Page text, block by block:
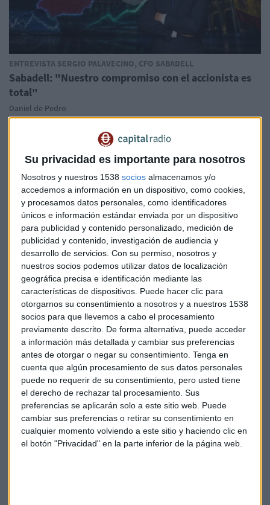
Su privacidad es importante para nosotros
Nosotros y nuestros 1538 socios almacenamos y/o
accedemos a información en un dispositivo, como cookies,
y procesamos datos personales, como identificadores
únicos e información estándar enviada por un dispositivo
para publicidad y contenido personalizado, medición de
publicidad y contenido, investigación de audiencia y
desarrollo de servicios. Con su permiso, nosotros y
nuestros socios podemos utilizar datos de localización
geográfica precisa e identificación mediante las
características de dispositivos. Puede hacer clic para
otorgarnos su consentimiento a nosotros y a nuestros 1538
socios para que llevemos a cabo el procesamiento
previamente descrito. De forma alternativa, puede acceder
a información más detallada y cambiar sus preferencias
antes de otorgar o negar su consentimiento. Tenga en
cuenta que algún procesamiento de sus datos personales
puede no requerir de su consentimiento, pero usted tiene
el derecho de rechazar tal procesamiento. Sus
preferencias se aplicarán solo a este sitio web. Puede
cambiar sus preferencias o retirar su consentimiento en
cualquier momento volviendo a este sitio y haciendo clic en
el botón "Privacidad" en la parte inferior de la página web.
ENTREVISTA SERGIO PALAVECINO, CFO SABADELL
Sabadell: "Nuestro compromiso con el accionista es
total"
Daniel de Pedro
CONSULTORIO
Bancos y oro, en el punto de mira de Roberto Moro
Sandra Torrecillas